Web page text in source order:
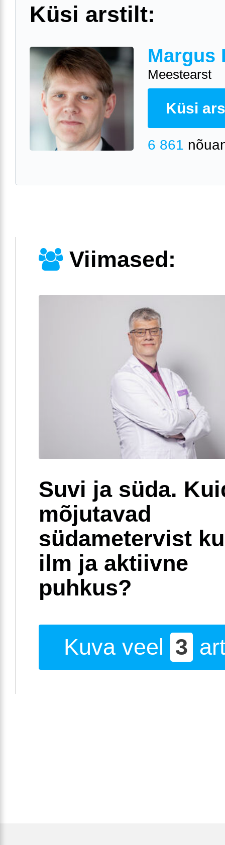
Küsi arstilt:
Margus
Meestearst
Küsi
6 861
Viimased:
Suvi ja süda.
mõjutavad
südametervist
ilm ja aktiivne
puhkus?
Kuva veel 3